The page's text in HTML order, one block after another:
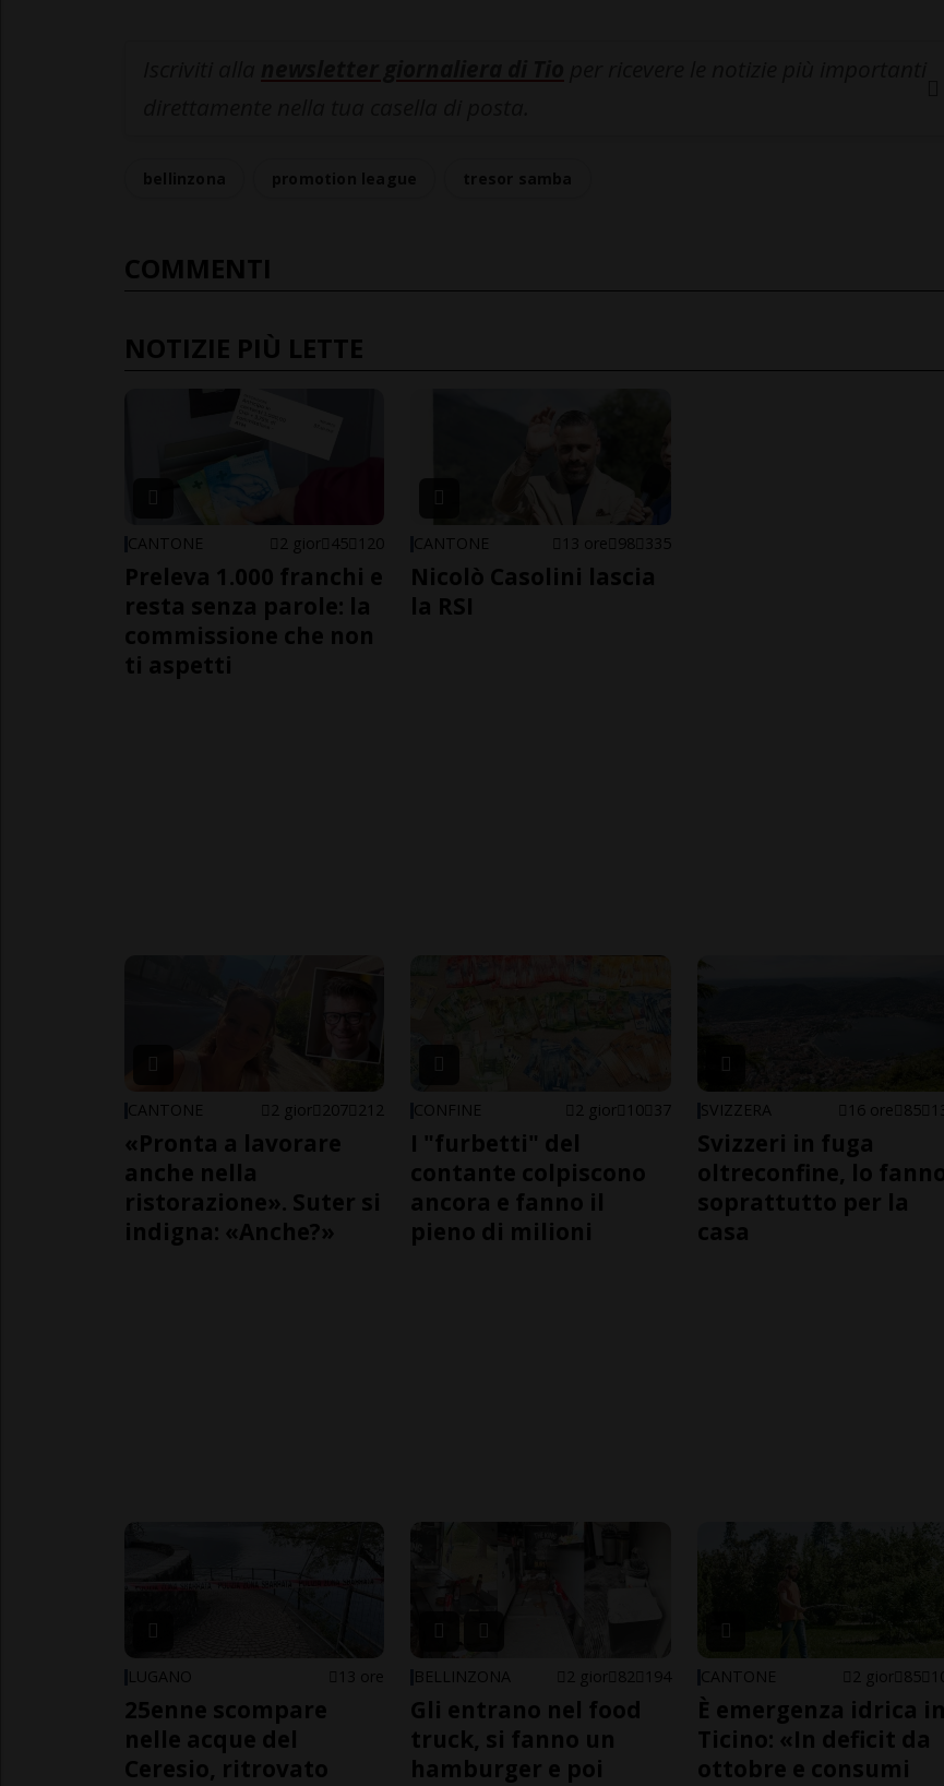
COMMENTI
NOTIZIE PIÙ LETTE
CANTONE 2 gior 45 120
Preleva 1.000 franchi e
resta senza parole: la
commissione che non
ti aspetti
CANTONE 13 ore 98 335
Nicolò Casolini lascia
la RSI
CANTONE 2 gior 207 212
«Pronta a lavorare
anche nella
ristorazione». Suter si
indigna: «Anche?»
CONFINE 2 gior 10 37
I "furbetti" del
contante colpiscono
ancora e fanno il
pieno di milioni
SVIZZERA 16 ore 85
Svizzeri in fuga
oltreconfine, lo
soprattutto per la
casa
LUGANO 13 ore
25enne scompare
nelle acque del
Ceresio, ritrovato
BELLINZONA 2 gior 82 194
Gli entrano nel food
truck, si fanno un
hamburger e poi
CANTONE 2 gior 85
È emergenza idrica in
Ticino: «In deficit da
ottobre e consumi